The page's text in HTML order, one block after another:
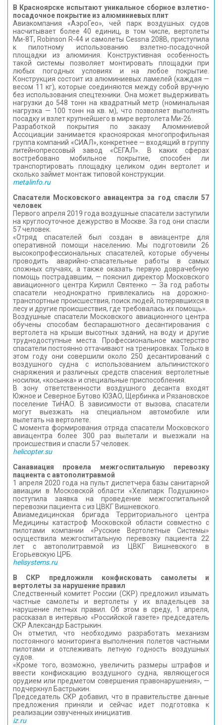
В Красноярске испытают уникальное сборное взлетно-
посадочное покрытие из алюминиевых плит
Авиакомпания «АэроГео», чей парк воздушных судов
насчитывает более 40 единиц, в том числе, вертолеты
Ми-8Т, Robinson R-44 и самолеты Cessna 208B, приступила
к пилотному использованию взлетно-посадочной
площадки из алюминия. Конструктивная особенность
такой системы позволяет монтировать площадки при
любых погодных условиях и на любое покрытие.
Конструкция состоит из алюминиевых ламелей (каждая —
весом 11 кг), которые соединяются между собой вручную
без использования спецтехники. Она может выдерживать
нагрузки до 548 тонн на квадратный метр (номинальная
нагрузка — 100 тонн на кв. м), что позволяет выполнять
посадку и взлет крупнейшего в мире вертолета Ми-26.
Разработкой покрытия по заказу Алюминиевой
Ассоциации занимается красноярская многопрофильная
группа компаний «СИАЛ», конкретнее — входящий в группу
литейнопрессовый завод «СЕГАЛ». В каких сферах
востребовано мобильное покрытие, способен ли
транспортировать площадку целиком один вертолет и
сколько займет монтаж типовой конструкции.
metalinfo.ru
Спасатели Московского авиацентра за год спасли 57
человек
Первого апреля 2019 года воздушные спасатели заступили
на круглосуточное дежурство в Москве. За год они спасли
57 человек.
«Отряд спасателей был создан в авиацентре для
оперативной помощи населению. Мы подготовили 26
высокопрофессиональных спасателей, которые обучены
проводить аварийно-спасательные работы в самых
сложных случаях, а также оказать первую доврачебную
помощь пострадавшим, — пояснил директор Московского
авиационного центра Кирилл Святенко — За год работы
спасатели неоднократно привлекались на дорожно-
транспортные происшествия, поиск людей, потерявшихся в
лесу и другие происшествия, где требовалась их помощь».
Воздушные спасатели Московского авиационного центра
обучены способам беспарашютного десантирования с
вертолета на крыши высотных зданий, на воду и другие
труднодоступные места. Профессиональное мастерство
спасатели постоянно оттачивают на тренировках. Только в
этом году они совершили около 250 десантирований с
воздушного судна с использованием альпинистского
снаряжения и различных средств спасения: вертолетные
носилки, «косынка» и специальные приспособления.
В зону ответственности воздушного десанта входят
Южное и Северное Бутово ЮЗАО, Щербинка и Рязановское
поселение ТиНАО. В зависимости от вызова, спасатели
могут выезжать на специальном автомобиле или
вылетать на вертолете.
С момента формирования отряда спасатели Московского
авиацентра более 300 раз вылетали и выезжали на
происшествия и спасли 57 человек.
helicopter.su
Санавиация провела межгоспитальную перевозку
пациента с автополитравмой
1 апреля 2020 года на пульт диспетчера базы санитарной
авиации в Московской области «Хелипарк Подушкино»
поступила заявка на проведение межгоспитальной
перевозки пациента с из ЦВКГ Вишневского.
Авиамедицинская бригада Территориального центра
Медицины катастроф Московской области совместно с
пилотами компании «Русские Вертолетные Системы»
осуществила межгоспитальную перевозку пациента 22
лет с автополитравмой из ЦВКГ Вишневского в
Егорьевскую ЦРБ.
helisystems.ru
В СКР предложили конфисковать самолеты и
вертолеты за нарушение правил
Следственный комитет России (СКР) предложил изымать
частные самолеты и вертолеты у их владельцев за
нарушение летных правил. Об этом в среду, 1 апреля,
рассказал в интервью «Российской газете» председатель
СКР Александр Бастрыкин.
Он отметил, что необходимо разработать механизм
постоянного мониторинга выполнения полетов частными
пилотами и отслеживать летную годность воздушных
судов.
«Кроме того, возможно, увеличить размеры штрафов и
ввести конфискацию воздушного судна, являющегося
орудием или предметом совершения правонарушения», —
подчеркнул Бастрыкин.
Председатель СКР добавил, что в правительстве данные
предложения приняли и сейчас идет подготовка к
реализации озвученных инициатив.
iz.ru